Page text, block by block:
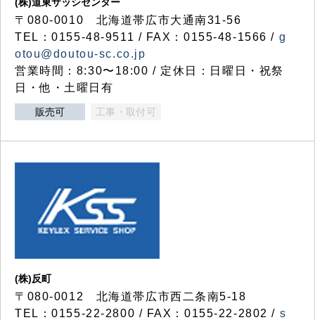
〒080-0010 北海道帯広市大通南31-56
TEL：0155-48-9511 / FAX：0155-48-1566 / g
otou@doutou-sc.co.jp
営業時間：8:30〜18:00 / 定休日：日曜日・祝祭
日・他・土曜日有
販売可 工事・取付可
(株)反町
〒080-0012 北海道帯広市西二条南5-18
TEL：0155-22-2800 / FAX：0155-22-2802 / s